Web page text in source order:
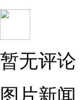
暂无评论
图片新闻